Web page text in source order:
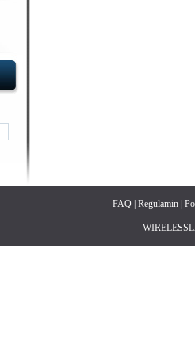
FAQ| Regulamin|